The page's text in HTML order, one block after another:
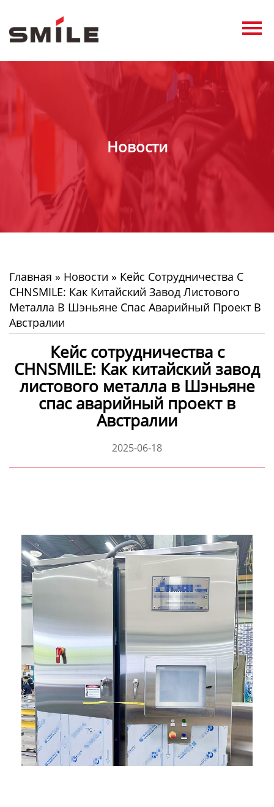
Продукция
О нас
Контакты Новости
Главная » Новости » Кейс Сотрудничества С
CHNSMILE: Как Китайский Завод Листового
Металла В Шэньяне Спас Аварийный Проект В
Австралии
Кейс сотрудничества с
CHNSMILE: Как китайский завод
листового металла в Шэньяне
спас аварийный проект в
Австралии
2025-06-18